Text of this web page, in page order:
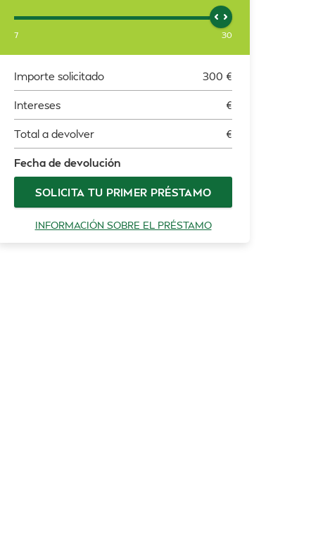
7 30
Importe solicitado 300 €
Intereses €
Total a devolver €
Fecha de devolución
SOLICITA TU PRIMER PRÉSTAMO
INFORMACIÓN SOBRE EL PRÉSTAMO